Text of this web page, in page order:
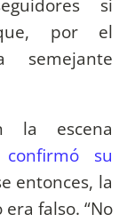
sí
por el
semejante
la escena
su
entonces, la
falso. “No